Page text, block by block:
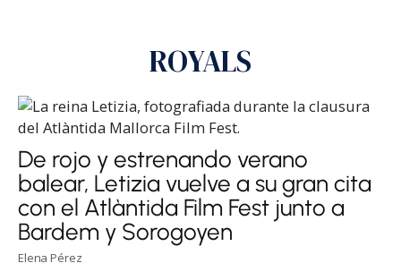
ROYALS
De rojo y estrenando verano
balear, Letizia vuelve a su gran cita
con el Atlàntida Film Fest junto a
Bardem y Sorogoyen
Elena Pérez